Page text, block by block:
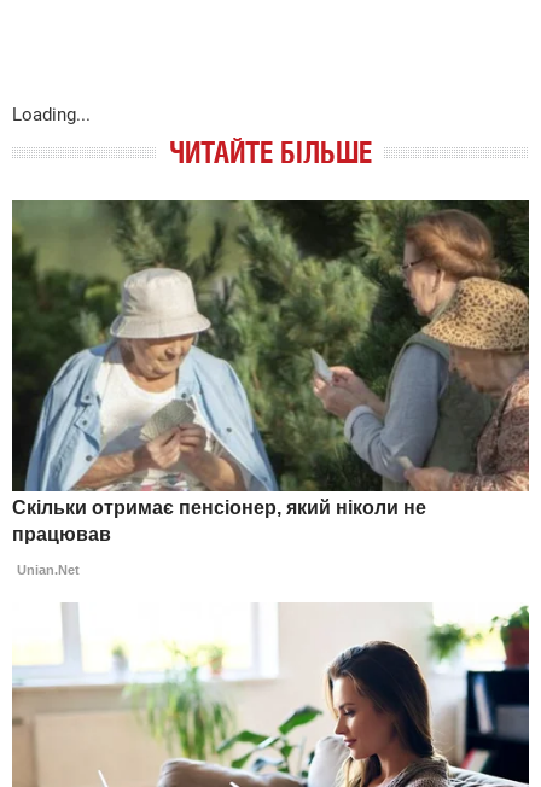
Loading...
ЧИТАЙТЕ БІЛЬШЕ